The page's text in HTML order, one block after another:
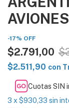
-17% OFF
$2.791,00
$2.511,90 con
Cuotas SIN
3 x$930,33 sin